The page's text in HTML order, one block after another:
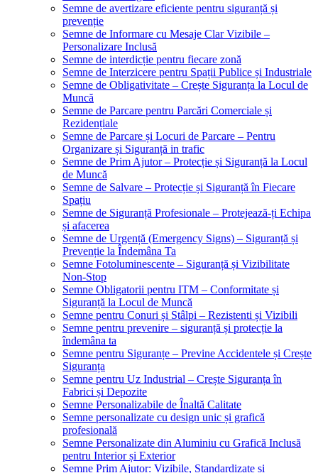
Semne de avertizare eficiente pentru siguranță și
prevenție
Semne de Informare cu Mesaje Clar Vizibile –
Personalizare Inclusă
Semne de interdicție pentru fiecare zonă
Semne de Interzicere pentru Spații Publice și Industriale
Semne de Obligativitate – Crește Siguranța la Locul de
Muncă
Semne de Parcare pentru Parcări Comerciale și
Rezidențiale
Semne de Parcare și Locuri de Parcare – Pentru
Organizare și Siguranță in trafic
Semne de Prim Ajutor – Protecție și Siguranță la Locul
de Muncă
Semne de Salvare – Protecție și Siguranță în Fiecare
Spațiu
Semne de Siguranță Profesionale – Protejează-ți Echipa
și afacerea
Semne de Urgență (Emergency Signs) – Siguranță și
Prevenție la Îndemâna Ta
Semne Fotoluminescente – Siguranță și Vizibilitate
Non-Stop
Semne Obligatorii pentru ITM – Conformitate și
Siguranță la Locul de Muncă
Semne pentru Conuri și Stâlpi – Rezistenti și Vizibili
Semne pentru prevenire – siguranță și protecție la
îndemâna ta
Semne pentru Siguranțe – Previne Accidentele și Crește
Siguranța
Semne pentru Uz Industrial – Crește Siguranța în
Fabrici și Depozite
Semne Personalizabile de Înaltă Calitate
Semne personalizate cu design unic și grafică
profesională
Semne Personalizate din Aluminiu cu Grafică Inclusă
pentru Interior și Exterior
Semne Prim Ajutor: Vizibile, Standardizate și